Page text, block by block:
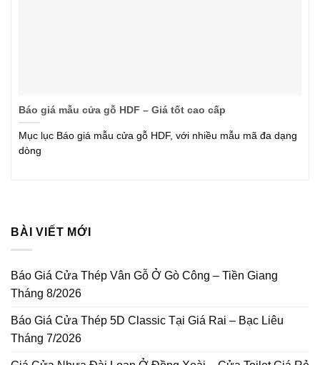
Báo giá mẫu cửa gỗ HDF – Giá tốt cao cấp
Mục lục Báo giá mẫu cửa gỗ HDF, với nhiều mẫu mã đa dạng
dòng
BÀI VIẾT MỚI
Báo Giá Cửa Thép Vân Gỗ Ở Gò Công – Tiền Giang
Tháng 8/2026
Báo Giá Cửa Thép 5D Classic Tại Giá Rai – Bạc Liêu
Tháng 7/2026